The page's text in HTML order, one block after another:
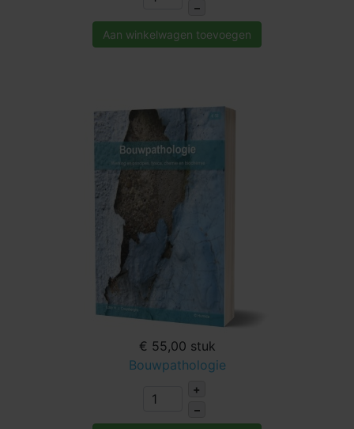
–
Aan winkelwagen toevoegen
€ 55,00 stuk
Bouwpathologie
+
–